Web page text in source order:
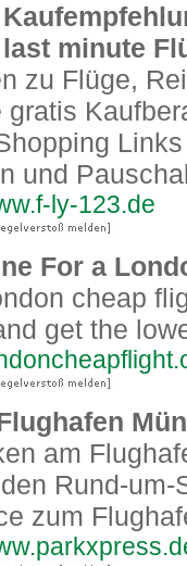
minute
zu Flüge,
gratis
und
ly-123.de
For a
cheap
get the
am
Rund-
zum